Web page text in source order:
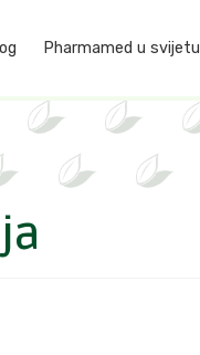
Pharmamed u svijetu